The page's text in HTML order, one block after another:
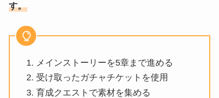
す。
メインストーリーを5章まで進める
受け取ったガチャチケットを使用
育成クエストで素材を集める